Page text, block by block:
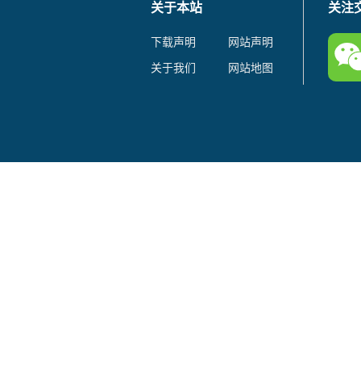
关于本站
下载声明
网站声明
关于我们
网站地图
关注